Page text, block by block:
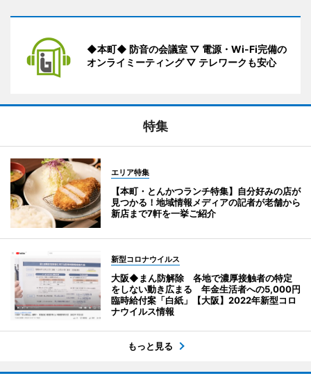
◆本町◆ 防音の会議室 ▽ 電源・Wi-Fi完備の
オンライミーティング ▽ テレワークも安心
特集
エリア特集
【本町・とんかつランチ特集】自分好みの店が
見つかる！地域情報メディアの記者が老舗から
新店まで7軒を一挙ご紹介
新型コロナウイルス
大阪◆まん防解除 各地で濃厚接触者の特定
をしない動き広まる 年金生活者への5,000円
臨時給付案「白紙」【大阪】2022年新型コロ
ナウイルス情報
もっと見る